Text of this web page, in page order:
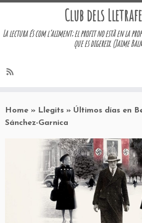
to
content
Club dels
La lectura és com l’aliment; el profit no està en la
que es digereix. (Jaime
Home » Llegits » Últimos días en
Sánchez-Garnica